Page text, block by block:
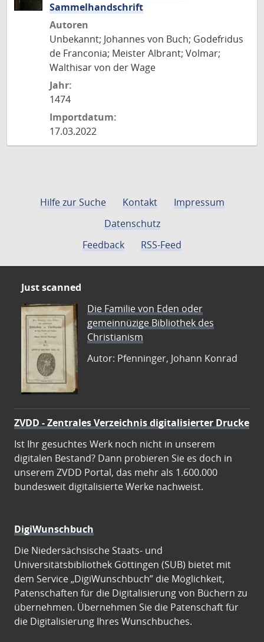
Sammelhandschrift
Autoren
Unbekannt; Johannes von Buch; Godefridus
de Franconia; Meister Albrant; Volmar;
Walthisar von der Wage
Jahr:
1474
Importdatum:
17.03.2022
Hilfe zur Suche Kontakt
Impressum
Datenschutz
Feedback
RSS-Feed
Just scanned
Die Familie von Eden oder
gemeinnüzige Bibliothek des
Christianism
Autor: Pfenninger, Johann Konrad
ZVDD - Zentrales Verzeichnis digitalisierter Drucke
Ist Ihr gesuchtes Werk noch nicht in unserem
digitalen Bestand? Dann probieren Sie es doch in
unserem ZVDD Portal, das mehr als 1.600.000
bundesweit digitalisierte Werke nachweist.
DigiWunschbuch
Die Niedersächsische Staats- und
Universitätsbibliothek Göttingen (SUB) bietet mit
dem Service „DigiWunschbuch” die Möglichkeit,
Patenschaften für die Digitalisierung von Büchern zu
übernehmen. Übernehmen Sie die Patenschaft für
die Digitalisierung Ihres Wunschbuches.